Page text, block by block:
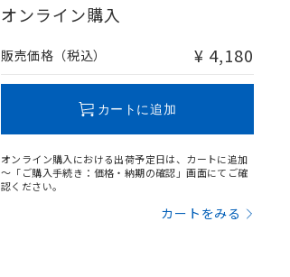
オンライン購入
販売価格（税込） ¥ 4,180
カートに追加
オンライン購入における出荷予定日は、カートに追加
～「ご購入手続き：価格・納期の確認」画面にてご確
認ください。
カートをみる